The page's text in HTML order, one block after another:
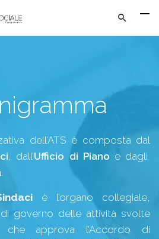
dell’ATS è composta dal
, dall’Ufficio di Piano e dagli
.
è l’organo collegiale,
governo delle attività svolte
che approva l’Accordo di